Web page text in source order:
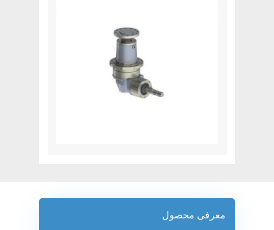
معرفی محصول